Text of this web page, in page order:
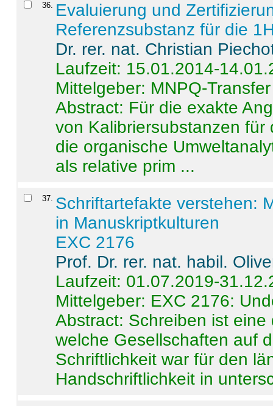
36. Evaluierung und
Referenzsubstanz für die
Dr. rer. nat. Christian
Laufzeit: 15.01.2014-
Mittelgeber: MNPQ-Transfer
Abstract: Für die exakte
von Kalibriersubstanzen
die organische
als relative prim ...
37. Schriftartefakte verstehen:
in Manuskriptkulturen
EXC 2176
Prof. Dr. rer. nat. habil.
Laufzeit: 01.07.2019-
Mittelgeber: EXC 2176:
Abstract: Schreiben ist
welche Gesellschaften auf
Schriftlichkeit war für den
Handschriftlichkeit in